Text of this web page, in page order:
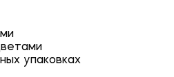
упаковках